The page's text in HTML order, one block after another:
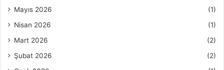
Mayıs 2026
(1)
Nisan 2026
(1)
Mart 2026
(2)
Şubat 2026
(2)